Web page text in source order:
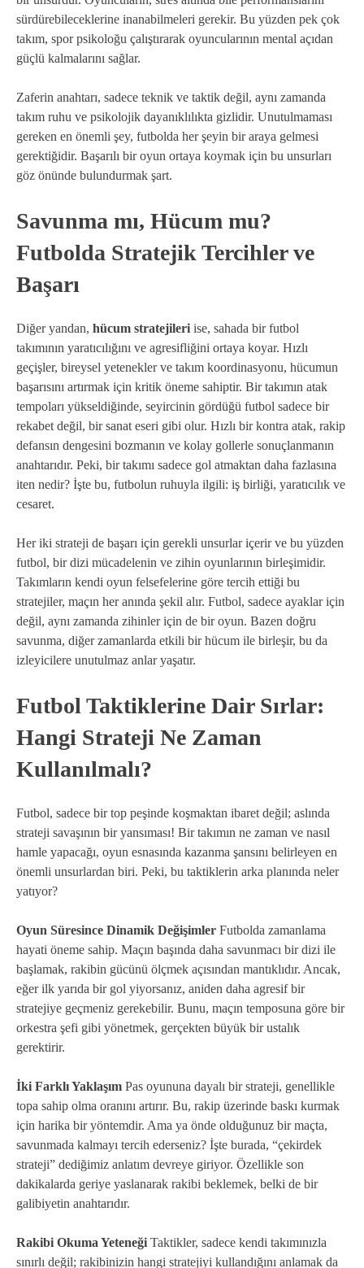
sürdürebileceklerine inanabilmeleri gerekir. Bu yüzden pek çok
takım, spor psikoloğu çalıştırarak oyuncularının mental açıdan
güçlü kalmalarını sağlar.
Zaferin anahtarı, sadece teknik ve taktik değil, aynı zamanda
takım ruhu ve psikolojik dayanıklılıkta gizlidir. Unutulmaması
gereken en önemli şey, futbolda her şeyin bir araya gelmesi
gerektiğidir. Başarılı bir oyun ortaya koymak için bu unsurları
göz önünde bulundurmak şart.
Savunma mı, Hücum mu?
Futbolda Stratejik Tercihler ve
Başarı
Diğer yandan, hücum stratejileri ise, sahada bir futbol
takımının yaratıcılığını ve agresifliğini ortaya koyar. Hızlı
geçişler, bireysel yetenekler ve takım koordinasyonu, hücumun
başarısını artırmak için kritik öneme sahiptir. Bir takımın atak
tempoları yükseldiğinde, seyircinin gördüğü futbol sadece bir
rekabet değil, bir sanat eseri gibi olur. Hızlı bir kontra atak, rakip
defansın dengesini bozmanın ve kolay gollerle sonuçlanmanın
anahtarıdır. Peki, bir takımı sadece gol atmaktan daha fazlasına
iten nedir? İşte bu, futbolun ruhuyla ilgili: iş birliği, yaratıcılık ve
cesaret.
Her iki strateji de başarı için gerekli unsurlar içerir ve bu yüzden
futbol, bir dizi mücadelenin ve zihin oyunlarının birleşimidir.
Takımların kendi oyun felsefelerine göre tercih ettiği bu
stratejiler, maçın her anında şekil alır. Futbol, sadece ayaklar için
değil, aynı zamanda zihinler için de bir oyun. Bazen doğru
savunma, diğer zamanlarda etkili bir hücum ile birleşir, bu da
izleyicilere unutulmaz anlar yaşatır.
Futbol Taktiklerine Dair Sırlar:
Hangi Strateji Ne Zaman
Kullanılmalı?
Futbol, sadece bir top peşinde koşmaktan ibaret değil; aslında
strateji savaşının bir yansıması! Bir takımın ne zaman ve nasıl
hamle yapacağı, oyun esnasında kazanma şansını belirleyen en
önemli unsurlardan biri. Peki, bu taktiklerin arka planında neler
yatıyor?
Oyun Süresince Dinamik Değişimler Futbolda zamanlama
hayati öneme sahip. Maçın başında daha savunmacı bir dizi ile
başlamak, rakibin gücünü ölçmek açısından mantıklıdır. Ancak,
eğer ilk yarıda bir gol yiyorsanız, aniden daha agresif bir
stratejiye geçmeniz gerekebilir. Bunu, maçın temposuna göre bir
orkestra şefi gibi yönetmek, gerçekten büyük bir ustalık
gerektirir.
İki Farklı Yaklaşım Pas oyununa dayalı bir strateji, genellikle
topa sahip olma oranını artırır. Bu, rakip üzerinde baskı kurmak
için harika bir yöntemdir. Ama ya önde olduğunuz bir maçta,
savunmada kalmayı tercih ederseniz? İşte burada, “çekirdek
strateji” dediğimiz anlatım devreye giriyor. Özellikle son
dakikalarda geriye yaslanarak rakibi beklemek, belki de bir
galibiyetin anahtarıdır.
Rakibi Okuma Yeteneği Taktikler, sadece kendi takımınızla
sınırlı değil; rakibinizin hangi stratejiyi kullandığını anlamak da